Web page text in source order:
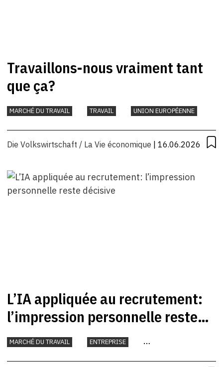
Travaillons-nous vraiment tant
que ça?
MARCHÉ DU TRAVAIL TRAVAIL UNION EUROPÉENNE
Die Volkswirtschaft / La Vie économique | 16.06.2026
L’IA appliquée au recrutement:
l’impression personnelle reste
décisive
MARCHÉ DU TRAVAIL
ENTREPRISE